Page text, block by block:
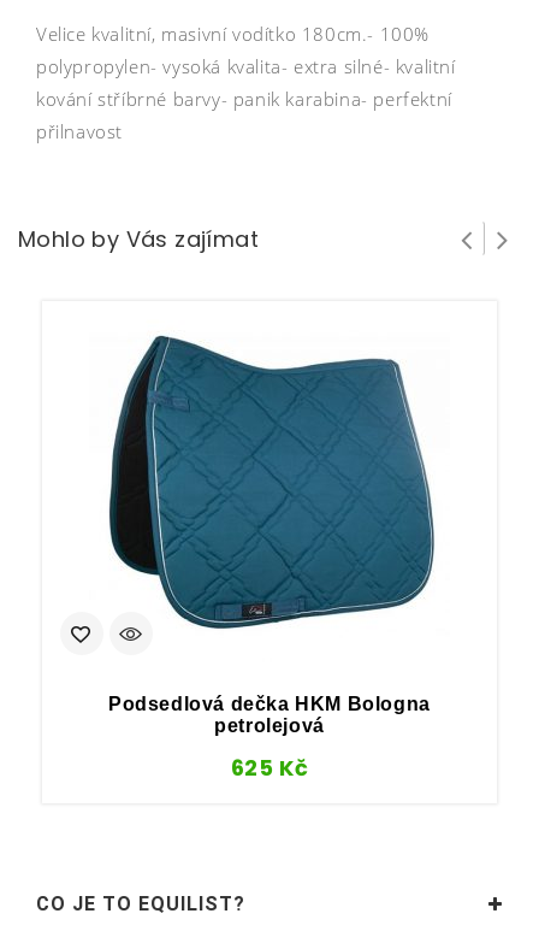
Velice kvalitní, masivní vodítko 180cm.- 100%
polypropylen- vysoká kvalita- extra silné- kvalitní
kování stříbrné barvy- panik karabina- perfektní
přilnavost
Mohlo by Vás zajímat
Podsedlová dečka HKM Bologna
petrolejová
625 Kč
CO JE TO EQUILIST?